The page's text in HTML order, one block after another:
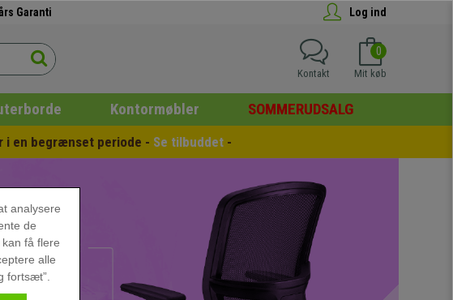
Garanti Log ind
0
Mit køb
Kontakt
Kontormøbler SOMMERUDSALG
i en begrænset periode - Se tilbuddet -
analysere
de
få flere
alle
fortsæt”.